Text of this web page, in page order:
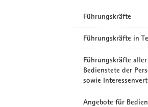
Führungskräfte
Führungskräfte in
Führungskräfte
Bedienstete der
sowie
Angebote für